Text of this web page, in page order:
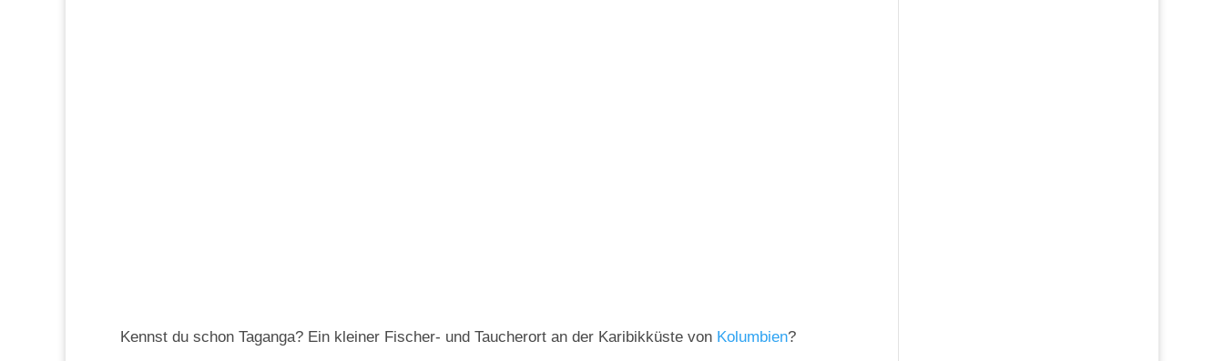
Kennst du schon Taganga? Ein kleiner Fischer- und Taucherort an der Karibikküste von Kolumbien?